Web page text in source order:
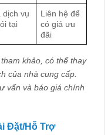
dịch vụ
tại
Liên hệ để
có giá ưu
đãi
khảo, có thể thay
của nhà cung cấp.
vấn và báo giá chính
Đặt/Hỗ Trợ